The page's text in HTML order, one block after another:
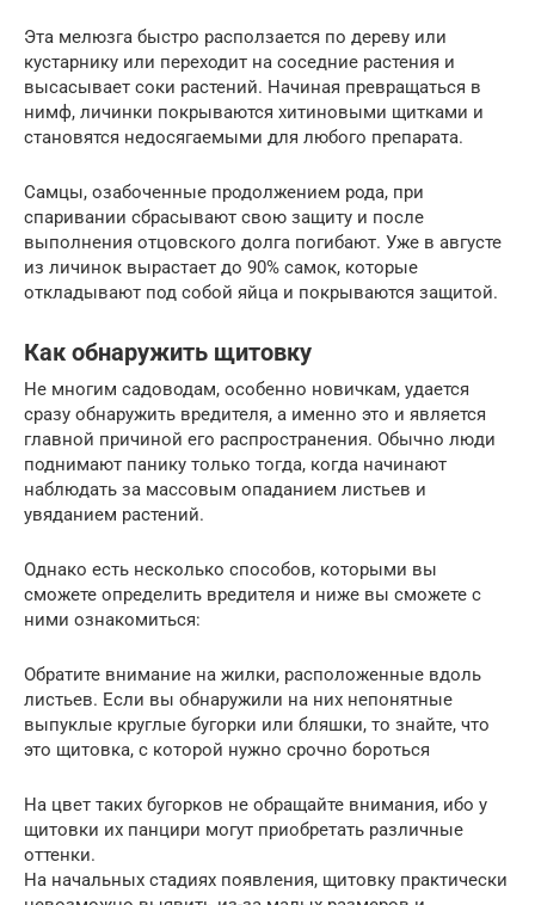
Эта мелюзга быстро расползается по дереву или
кустарнику или переходит на соседние растения и
высасывает соки растений. Начиная превращаться в
нимф, личинки покрываются хитиновыми щитками и
становятся недосягаемыми для любого препарата.
Самцы, озабоченные продолжением рода, при
спаривании сбрасывают свою защиту и после
выполнения отцовского долга погибают. Уже в августе
из личинок вырастает до 90% самок, которые
откладывают под собой яйца и покрываются защитой.
Как обнаружить щитовку
Не многим садоводам, особенно новичкам, удается
сразу обнаружить вредителя, а именно это и является
главной причиной его распространения. Обычно люди
поднимают панику только тогда, когда начинают
наблюдать за массовым опаданием листьев и
увяданием растений.
Однако есть несколько способов, которыми вы
сможете определить вредителя и ниже вы сможете с
ними ознакомиться:
Обратите внимание на жилки, расположенные вдоль
листьев. Если вы обнаружили на них непонятные
выпуклые круглые бугорки или бляшки, то знайте, что
это щитовка, с которой нужно срочно бороться
На цвет таких бугорков не обращайте внимания, ибо у
щитовки их панцири могут приобретать различные
оттенки.
На начальных стадиях появления, щитовку практически